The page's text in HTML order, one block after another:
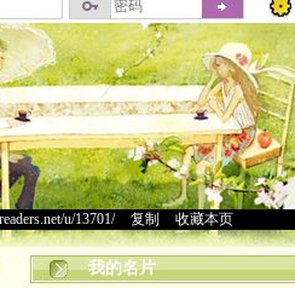
u/13701/> 复制 收藏本页
我的名片